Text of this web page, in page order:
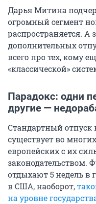
Дарья Митина
огромный сегмент
распространяется. А
дополнительных
всего про тех, кому
«классической»
Парадокс: одни
другие —
Стандартный отпуск
существует во
европейских с их
законодательством.
отдыхают 5 недель в
в США, наоборот,
на уровне